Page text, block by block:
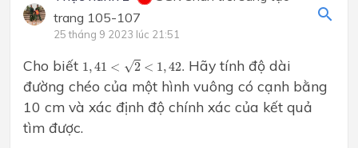
trang 105-107
25 tháng 9 2023 lúc 21:51
Cho biết 1,41 < √2 < 1,42.
1 41 1 42.
Hãy tính độ dài
đường chéo của một hình vuông có cạnh bằng
10 cm và xác định độ chính xác của kết quả
tìm được.